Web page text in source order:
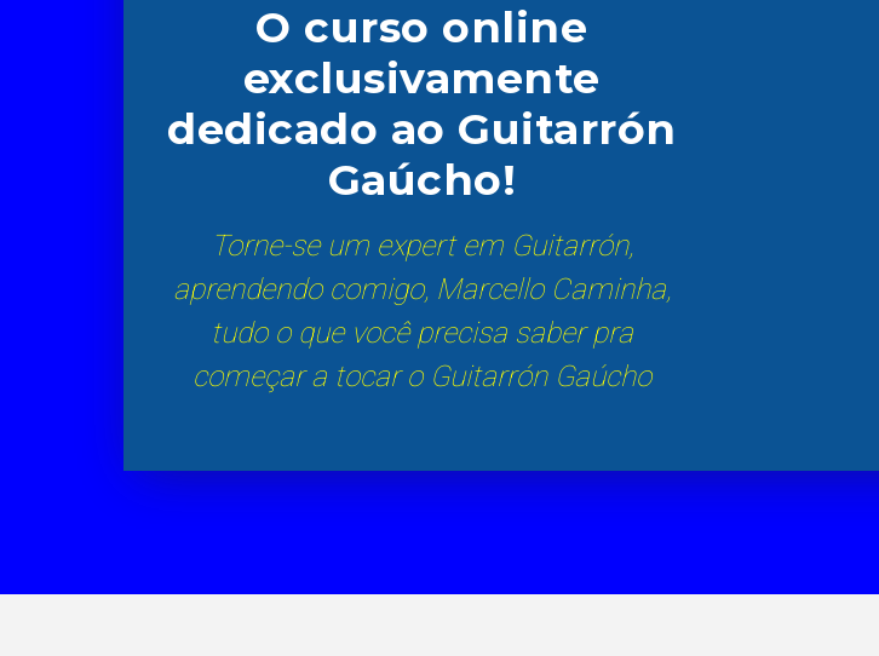
O curso online
exclusivamente
dedicado ao Guitarrón
Gaúcho!
Torne-se um expert em Guitarrón,
aprendendo comigo, Marcello Caminha,
tudo o que você precisa saber pra
começar a tocar o Guitarrón Gaúcho